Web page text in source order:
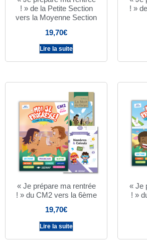
! » de la Petite Section
vers la Moyenne Section
19,70€
Lire la suite
! »
« Je prépare ma rentrée
! » du CM2 vers la 6ème
19,70€
Lire la suite
« Je
! »